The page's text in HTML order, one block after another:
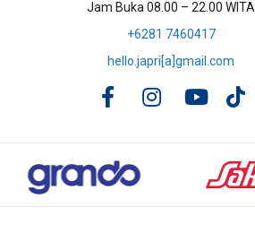
Jam Buka 08.00 – 22.00 WITA
+6281 7460417
hello.japri[a]gmail.com